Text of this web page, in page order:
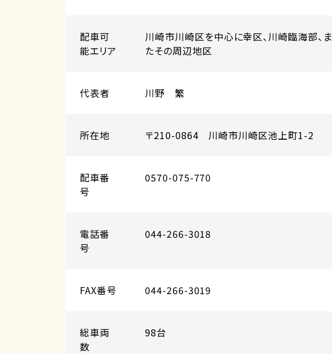
配⾞可
能エリア
川崎市川崎区を中心に幸区、川崎臨海部、ま
たその周辺地区
代表者 川野 繁
所在地 〒210-0864 川崎市川崎区池上町1-2
配車番
号
0570-075-770
電話番
号
044-266-3018
FAX番号 044-266-3019
総車両
数
98台